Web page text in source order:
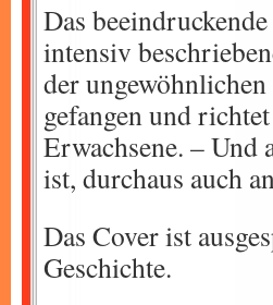
Das
intensiv
der
gefangen und
Erwachsene. – Und
ist, durchaus auch
Das Cover ist
Geschichte.